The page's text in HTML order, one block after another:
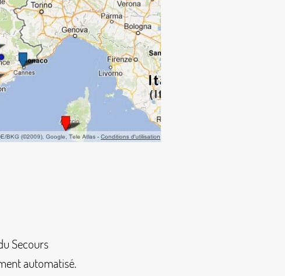
Secours
automatisé.